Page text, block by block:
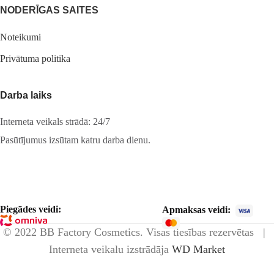
NODERĪGAS SAITES
Noteikumi
Privātuma politika
Darba laiks
Interneta veikals strādā: 24/7
Pasūtījumus izsūtam katru darba dienu.
Piegādes veidi: Apmaksas veidi:
© 2022 BB Factory Cosmetics. Visas tiesības rezervētas |
Interneta veikalu izstrādāja WD Market